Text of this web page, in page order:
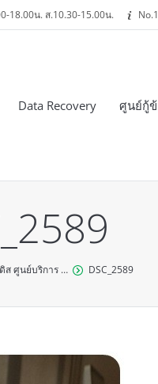
18.00น. ส.10.30-15.00น.
Data Recovery ศูนย์กู้
ส ศูนย์บริการ … DSC_2589